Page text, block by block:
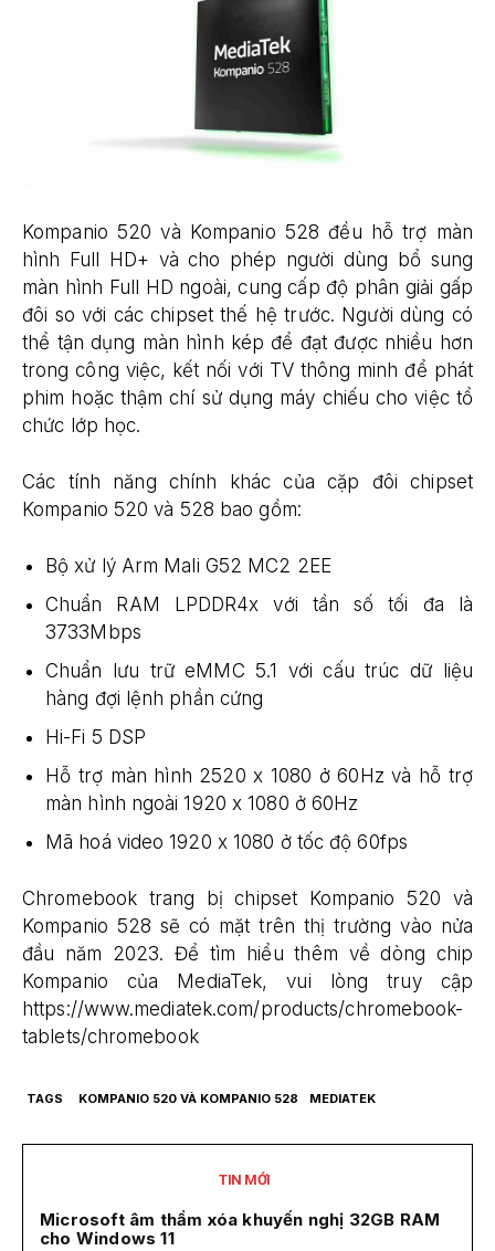
Kompanio 520 và Kompanio 528 đều hỗ trợ màn
hình Full HD+ và cho phép người dùng bổ sung
màn hình Full HD ngoài, cung cấp độ phân giải gấp
đôi so với các chipset thế hệ trước. Người dùng có
thể tận dụng màn hình kép để đạt được nhiều hơn
trong công việc, kết nối với TV thông minh để phát
phim hoặc thậm chí sử dụng máy chiếu cho việc tổ
chức lớp học.
Các tính năng chính khác của cặp đôi chipset
Kompanio 520 và 528 bao gồm:
Bộ xử lý Arm Mali G52 MC2 2EE
Chuẩn RAM LPDDR4x với tần số tối đa là
3733Mbps
Chuẩn lưu trữ eMMC 5.1 với cấu trúc dữ liệu
hàng đợi lệnh phần cứng
Hi-Fi 5 DSP
Hỗ trợ màn hình 2520 x 1080 ở 60Hz và hỗ trợ
màn hình ngoài 1920 x 1080 ở 60Hz
Mã hoá video 1920 x 1080 ở tốc độ 60fps
Chromebook trang bị chipset Kompanio 520 và
Kompanio 528 sẽ có mặt trên thị trường vào nửa
đầu năm 2023. Để tìm hiểu thêm về dòng chip
Kompanio của MediaTek, vui lòng truy cập
https://www.mediatek.com/products/chromebook-
tablets/chromebook
TAGS KOMPANIO 520 VÀ KOMPANIO 528 MEDIATEK
TIN MỚI
Microsoft âm thầm xóa khuyến nghị 32GB RAM
cho Windows 11